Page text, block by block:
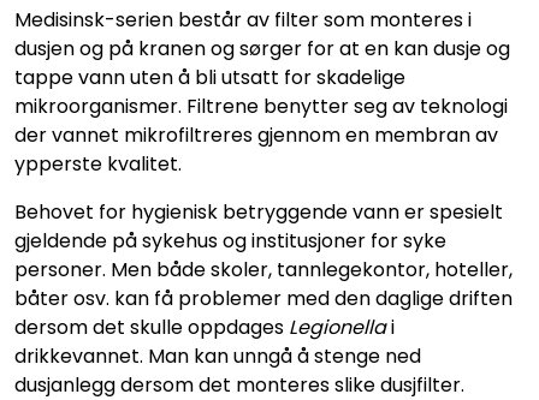
Medisinsk-serien består av filter som monteres i
dusjen og på kranen og sørger for at en kan dusje og
tappe vann uten å bli utsatt for skadelige
mikroorganismer. Filtrene benytter seg av teknologi
der vannet mikrofiltreres gjennom en membran av
ypperste kvalitet.
Behovet for hygienisk betryggende vann er spesielt
gjeldende på sykehus og institusjoner for syke
personer. Men både skoler, tannlegekontor, hoteller,
båter osv. kan få problemer med den daglige driften
dersom det skulle oppdages Legionellai
drikkevannet. Man kan unngå å stenge ned
dusjanlegg dersom det monteres slike dusjfilter.